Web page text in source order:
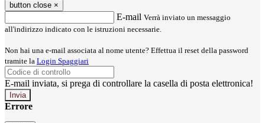
button close ×
E-mail Verrà inviato un messaggio
all'indirizzo indicato con le istruzioni necessarie.
Non hai una e-mail associata al nome utente? Effettua il reset della password
tramite la Login Spaggiari
E-mail inviata, si prega di controllare la casella di posta elettronica!
Errore